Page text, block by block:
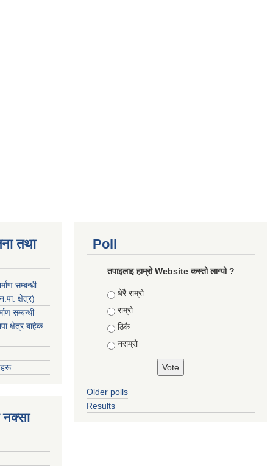
तथा
सम्बन्धी
क्षेत्र)
सम्बन्धी
क्षेत्र बाहेक
नक्सा
Poll
तपाइलाइ हाम्रो Website कस्तो लाग्यो ?
Choices
धेरै राम्रो
राम्रो
ठिकै
नराम्रो
Older polls
Results